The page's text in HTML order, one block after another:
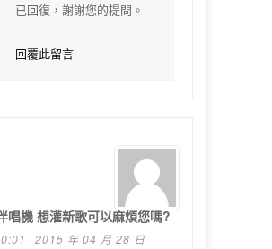
已回復，謝謝您的提問。
回覆此留言
唱機 想灌新歌可以麻煩您嗎?
2015 年 04 月 28 日